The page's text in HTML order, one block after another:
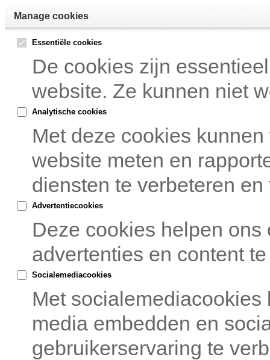
Manage cookies
Essentiële cookies
De cookies zijn
website. Ze kunnen niet
Analytische cookies
Met deze cookies
website meten en
diensten te verbeteren
Advertentiecookies
Deze cookies helpen
advertenties en content
Socialemediacookies
Met
media embedden en
gebruikerservaring te